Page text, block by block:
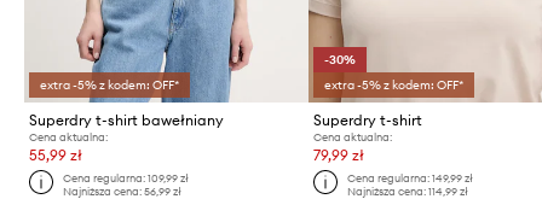
extra -5% z kodem: OFF*
Superdry t-shirt bawełniany
Cena aktualna:
55,99 zł
Cena regularna:109,99 zł
Najniższa cena:56,99 zł
-30%
extra -5% z kodem: OFF*
Superdry t-shirt
Cena aktualna:
79,99 zł
Cena regularna: 149,99 zł
Najniższa cena: 114,99 zł